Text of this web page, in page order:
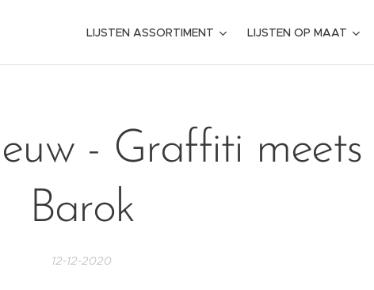
LIJSTEN ASSORTIMENT LIJSTEN OP MAAT
- Graffiti meets
Barok
12-12-2020